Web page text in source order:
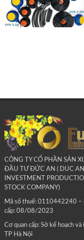
CÔNG TY CỔ PHẦN SẢN
ĐẦU TƯ ĐỨC AN ( DUC AN
INVESTMENT
STOCK COMPANY)
Mã số thuế: 0110442240 –
cấp: 08/08/2023
Cơ quan cấp: Sở kế hoạch
TP Hà Nội